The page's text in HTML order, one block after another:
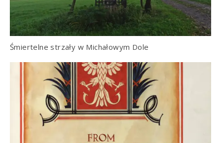
Śmiertelne strzały w Michałowym Dole